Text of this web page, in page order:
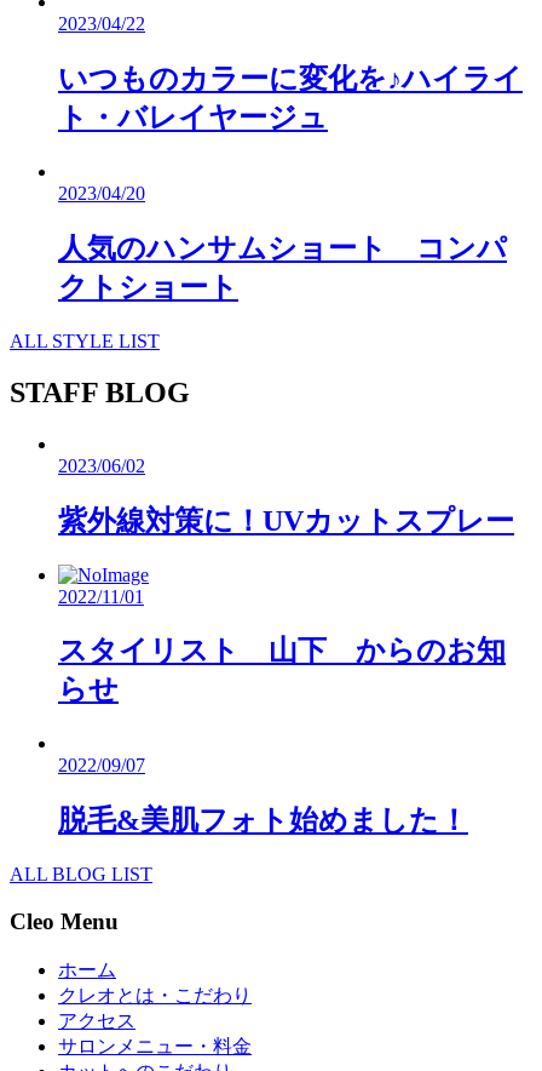
2023/04/22
いつものカラーに変化を♪ハイライ
ト・バレイヤージュ
2023/04/20
人気のハンサムショート コンパ
クトショート
ALL STYLE LIST
STAFF BLOG
2023/06/02
紫外線対策に！UVカットスプレー
2022/11/01
スタイリスト 山下 からのお知
らせ
2022/09/07
脱毛&美肌フォト始めました！
ALL BLOG LIST
Cleo Menu
ホーム
クレオとは・こだわり
アクセス
サロンメニュー・料金